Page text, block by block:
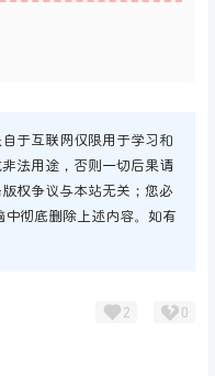
于互联网仅限用于学习和
法用途，否则一切后果请
权争议与本站无关；您必
彻底删除上述内容。如有
2 0